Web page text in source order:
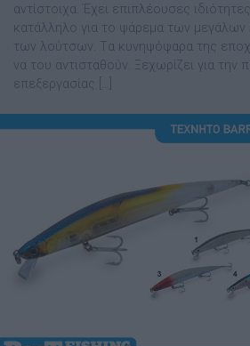
αντίστοιχα. Έχει επιπλέουσες
κατάλληλο για το ψάρεμα των μεγάλων
των λούτσων. Tα κυνηψόψαρα της
να του αντισταθούν. Ξεχωρίζει για την
επεξεργασίας […]